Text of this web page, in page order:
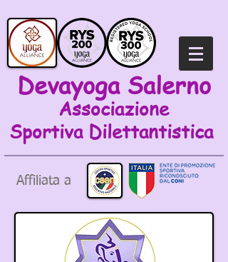
Devayoga Salerno
Associazione
Sportiva Dilettantistica
Affiliata a